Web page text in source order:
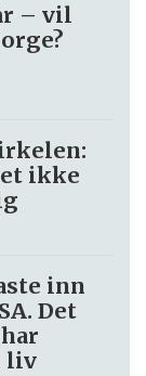
– vil
ikke
inn
Det
liv